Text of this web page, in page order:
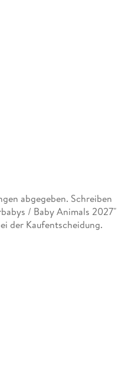
abgegeben. Schreiben
/ Baby Animals 2027"
der Kaufentscheidung.